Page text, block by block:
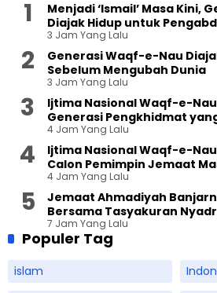
Menjadi ‘Ismail’ Masa Kini,
Diajak Hidup untuk
3 Jam Yang Lalu
Generasi Waqf-e-Nau
Sebelum Mengubah Dunia
3 Jam Yang Lalu
Ijtima Nasional Waqf-e-
Generasi Pengkhidmat
4 Jam Yang Lalu
Ijtima Nasional Waqf-e-
Calon Pemimpin Jemaat
4 Jam Yang Lalu
Jemaat Ahmadiyah
Bersama Tasyakuran
7 Jam Yang Lalu
Populer Tag
islam